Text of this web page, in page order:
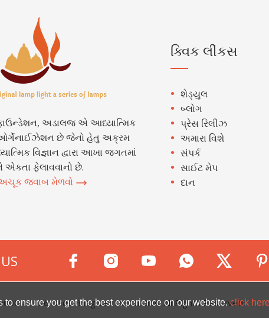
to ensure you get the best experience on our website.click
ફાઉન્ડેશન, અડાલજ એ આધ્યાત્મિક
ઓર્ગેનાઈઝેશન છે જેનો હેતુ અક્રમ
વિજ્ઞાન દ્વારા આખા જગતમાં
ફેલાવવાનો છે.
અચૂક જવાબ મેળવો
ક્વિક લીંકસ
શેડ્યુલ
બ્લોગ
પ્રેસ રિલીઝ
અમારા વિશે
સંપર્ક
સાઈટ મેપ
દાન
-2026Dada Bhagwan Foundation. All Rights Reserved.